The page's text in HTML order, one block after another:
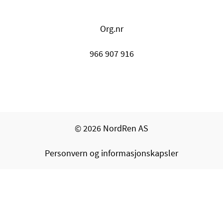
Org.nr
966 907 916
© 2026 NordRen AS
Personvern og informasjonskapsler